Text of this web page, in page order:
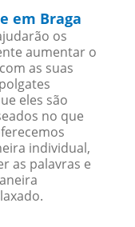
em Braga
os
aumentar o
as suas
eles são
no que
individual,
as palavras e